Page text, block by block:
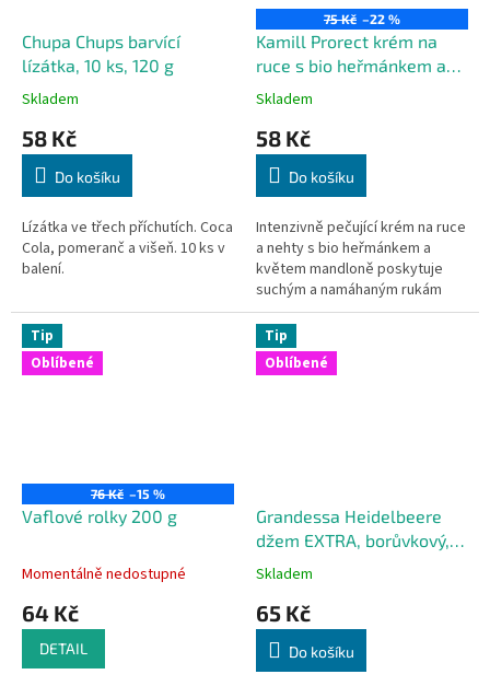
Chupa Chups barvící
lízátka, 10 ks, 120 g
Skladem
58 Kč
Do košíku
Lízátka ve třech příchutích. Coca
Cola, pomeranč a višeň. 10 ks v
balení.
75 Kč –22 %
Kamill Prorect krém na
ruce s bio heřmánkem a
květem jabloně 100 ml
Skladem
58 Kč
Do košíku
Intenzivně pečující krém na ruce
a nehty s bio heřmánkem a
květem mandloně poskytuje
suchým a namáhaným rukám
okamžitou hydrataci a ochranu.
Zanechává pokožku hebkou,
jemnou a...
Tip
Oblíbené
76 Kč –15 %
Vaflové rolky 200 g
Momentálně nedostupné
64 Kč
DETAIL
Tip
Oblíbené
Grandessa Heidelbeere
džem EXTRA, borůvkový,
450 g
Skladem
65 Kč
Do košíku